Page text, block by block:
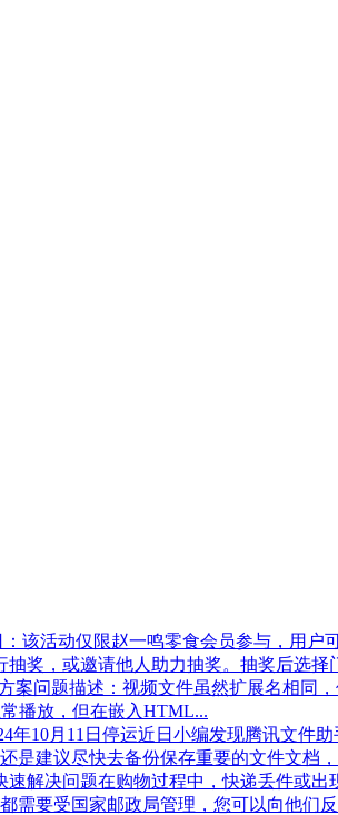
该活动仅限赵一鸣零食会员参与，用
奖，或邀请他人助力抽奖。抽奖后选择
案问题描述：视频文件虽然扩展名相同
播放，但在嵌入HTML...
年10月11日停运近日小编发现腾讯文件
是建议尽快去备份保存重要的文件文档
速解决问题在购物过程中，快递丢件或
需要受国家邮政局管理，您可以向他们